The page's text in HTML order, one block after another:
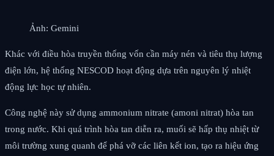
Ảnh: Gemini
Khác với điều hòa truyền thống vốn cần máy nén và tiêu thụ lượng
điện lớn, hệ thống NESCOD hoạt động dựa trên nguyên lý nhiệt
động lực học tự nhiên.
Công nghệ này sử dụng ammonium nitrate (amoni nitrat) hòa tan
trong nước. Khi quá trình hòa tan diễn ra, muối sẽ hấp thụ nhiệt từ
môi trường xung quanh để phá vỡ các liên kết ion, tạo ra hiệu ứng